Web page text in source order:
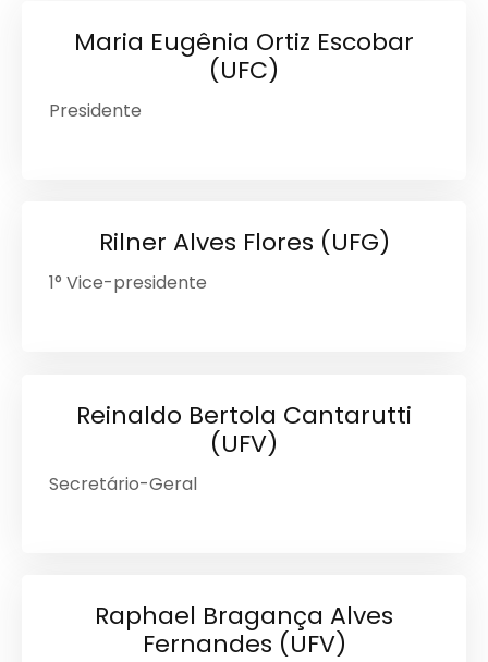
Maria Eugênia Ortiz Escobar
(UFC)
Presidente
Rilner Alves Flores (UFG)
1° Vice-presidente
Reinaldo Bertola Cantarutti
(UFV)
Secretário-Geral
Raphael Bragança Alves
Fernandes (UFV)